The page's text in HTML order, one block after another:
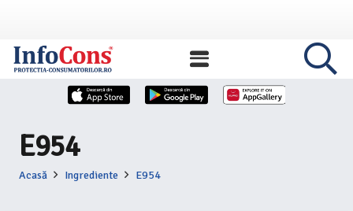
E954
Acasă Ingrediente E954